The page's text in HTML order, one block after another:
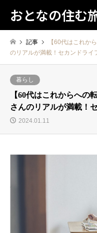
おとなの住む
記事
【60代はこれか
のリアルが満載！セカンドライ
暮らし
【60代はこれからへの
さんのリアルが満載！
2024.01.11